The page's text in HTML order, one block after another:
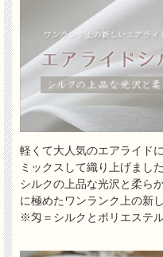
軽くて大人気のエアライド
ミックスして織り上げました
シルクの上品な光沢と柔ら
に極めたワンランク上の新
※匁＝シルクとポリエステ